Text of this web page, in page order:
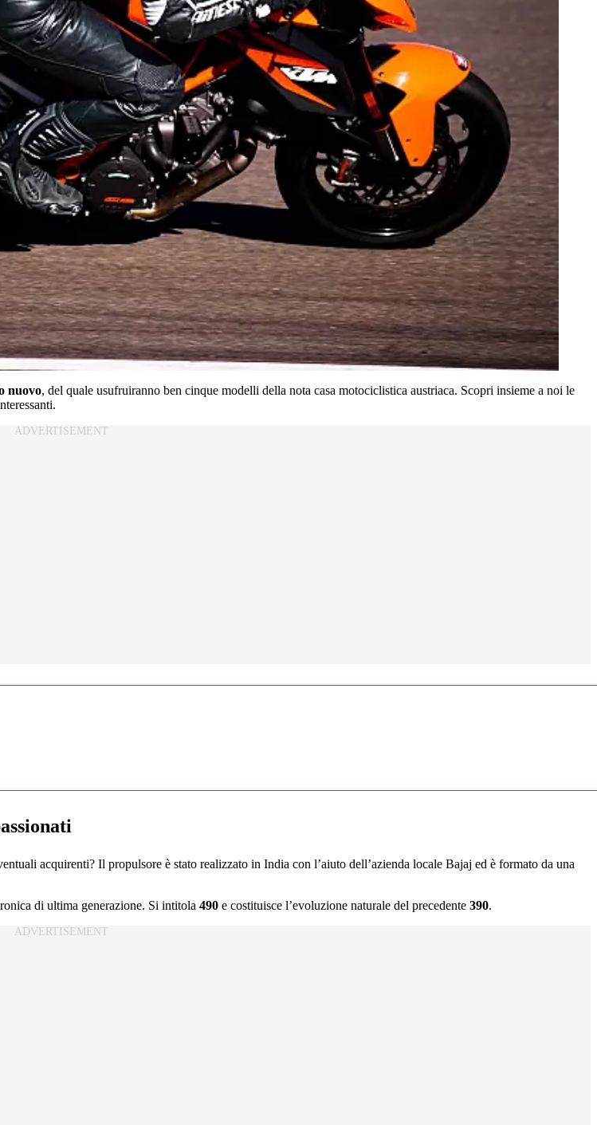
nuovo, del quale usufruiranno ben cinque modelli della nota casa motociclistica austriaca. Scopri insieme a noi le
acquirenti? Il propulsore è stato realizzato in India con l’aiuto dell’azienda locale Bajaj ed è formato da una
di ultima generazione. Si intitola 490 e costituisce l’evoluzione naturale del precedente 390.